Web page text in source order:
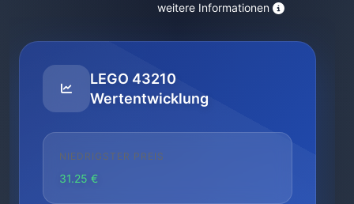
weitere Informationen
LEGO 43210
Wertentwicklung
NIEDRIGSTER PREIS
31.25 €